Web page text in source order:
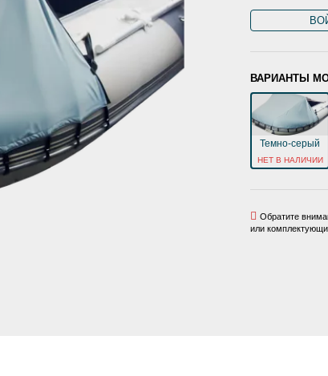
ВАРИАНТЫ
Темно-серый
НЕТ В НАЛИЧИИ
Обратите
или